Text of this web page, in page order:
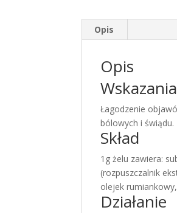
Opis
Opis
Wskazania
Łagodzenie
bólowych i świądu.
Skład
1g żelu zawiera:
(rozpuszczalnik
olejek
Działanie